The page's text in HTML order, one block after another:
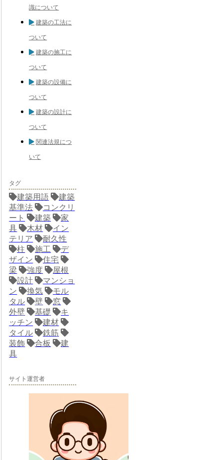
識について
建築の工法に
ついて
建築の施工に
ついて
建築の設備に
ついて
建築の設計に
ついて
関連法規につ
いて
タグ
建築用語
建築
基準法
コンクリ
ート
建築
家
具
木材
イン
テリア
耐久性
柱
施工
デ
ザイン
住宅
梁
強度
屋根
設計
マンショ
ン
換気
モル
タル
壁
窓
外壁
基礎
キ
ッチン
建材
タイル
鉄筋
装飾
合板
建
具
サイト運営者